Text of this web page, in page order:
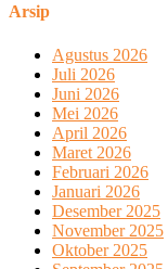
Arsip
Agustus 2026
Juli 2026
Juni 2026
Mei 2026
April 2026
Maret 2026
Februari 2026
Januari 2026
Desember 2025
November 2025
Oktober 2025